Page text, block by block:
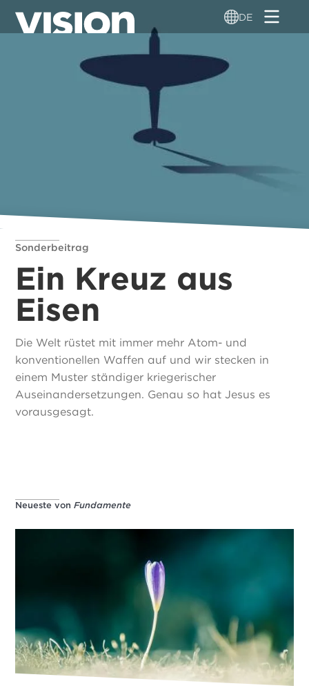
Direkt
zum
DE
Sonderbeitrag
Ein Kreuz aus
Eisen
Die Welt rüstet mit immer mehr Atom- und
konventionellen Waffen auf und wir stecken in
einem Muster ständiger kriegerischer
Auseinandersetzungen. Genau so hat Jesus es
vorausgesagt.
Neueste vonFundamente